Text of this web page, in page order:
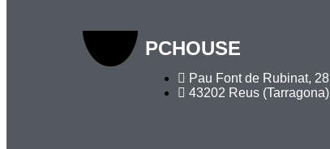
PCHOUSE
Pau Font de Rubinat, 28
43202 Reus (Tarragona)